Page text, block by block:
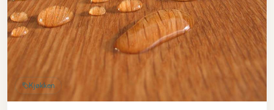
Kjøkken